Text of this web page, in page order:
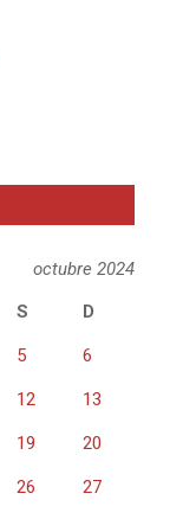
octubre 2024
S D
5 6
12 13
19 20
26 27